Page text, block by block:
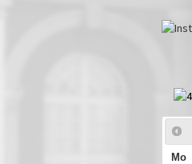
Mo